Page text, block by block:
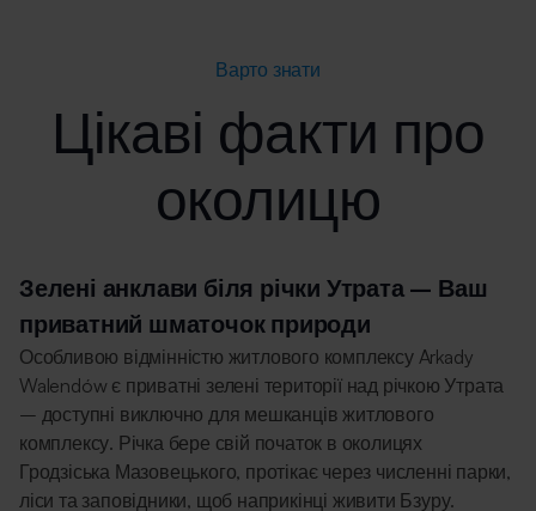
Варто знати
Цікаві факти про
околицю
Зелені анклави біля річки Утрата – Ваш
приватний шматочок природи
Особливою відмінністю житлового комплексу Arkady
Walendów є приватні зелені території над річкою Утрата
– доступні виключно для мешканців житлового
комплексу. Річка бере свій початок в околицях
Гродзіська Мазовецького, протікає через численні парки,
ліси та заповідники, щоб наприкінці живити Бзуру.